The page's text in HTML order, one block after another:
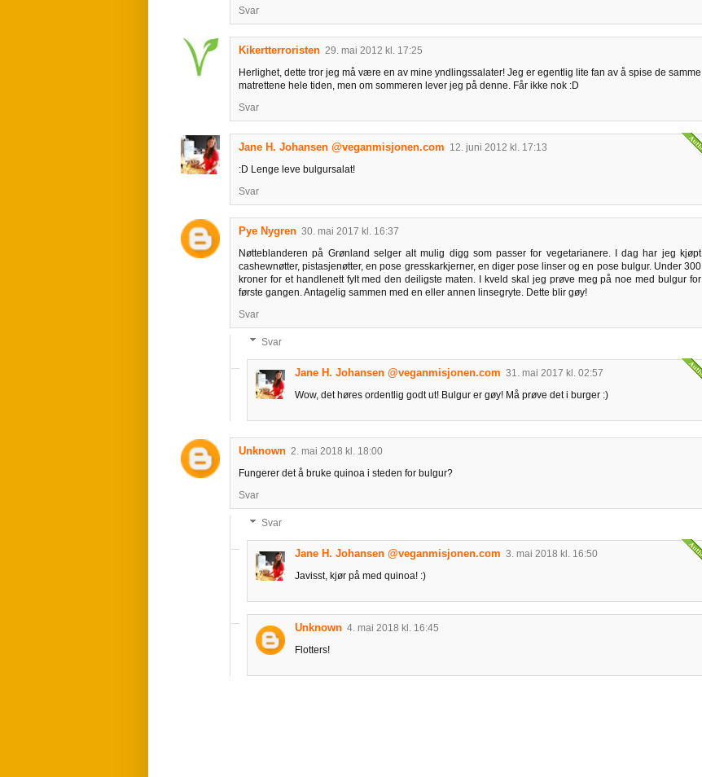
Svar
Kikertterroristen 29. mai 2012 kl. 17:25
Herlighet, dette tror jeg må være en av mine yndlingssalater! Jeg er egentlig lite fan av å spise de samme
matrettene hele tiden, men om sommeren lever jeg på denne. Får ikke nok :D
Svar
Jane H. Johansen @veganmisjonen.com 12. juni 2012 kl. 17:13
:D Lenge leve bulgursalat!
Svar
Pye Nygren 30. mai 2017 kl. 16:37
Nøtteblanderen på Grønland selger alt mulig digg som passer for vegetarianere. I dag har jeg kjøpt
cashewnøtter, pistasjenøtter, en pose gresskarkjerner, en diger pose linser og en pose bulgur. Under 300
kroner for et handlenett fylt med den deiligste maten. I kveld skal jeg prøve meg på noe med bulgur for
første gangen. Antagelig sammen med en eller annen linsegryte. Dette blir gøy!
Svar
Svar
Jane H. Johansen @veganmisjonen.com 31. mai 2017 kl. 02:57
Wow, det høres ordentlig godt ut! Bulgur er gøy! Må prøve det i burger :)
Unknown 2. mai 2018 kl. 18:00
Fungerer det å bruke quinoa i steden for bulgur?
Svar
Svar
Jane H. Johansen @veganmisjonen.com 3. mai 2018 kl. 16:50
Javisst, kjør på med quinoa! :)
Unknown 4. mai 2018 kl. 16:45
Flotters!